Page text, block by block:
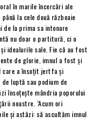
în marile încercări ale
la cele două războaie
de la prima sa intonare
nu doar o partitură, ci o
idealurile sale. Fie că au fost
de glorie, imnul a fost şi
care a însoţit jertfa şi
luptă sau podium de
însoţeşte mândria poporului
noastre. ‘Acum ori
şi astăzi: să ascultăm imnul